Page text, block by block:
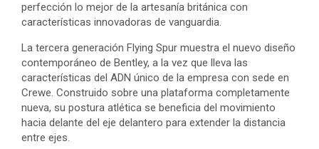
perfección lo mejor de la artesanía británica con
características innovadoras de vanguardia.
La tercera generación Flying Spur muestra el nuevo diseño
contemporáneo de Bentley, a la vez que lleva las
características del ADN único de la empresa con sede en
Crewe. Construido sobre una plataforma completamente
nueva, su postura atlética se beneficia del movimiento
hacia delante del eje delantero para extender la distancia
entre ejes.